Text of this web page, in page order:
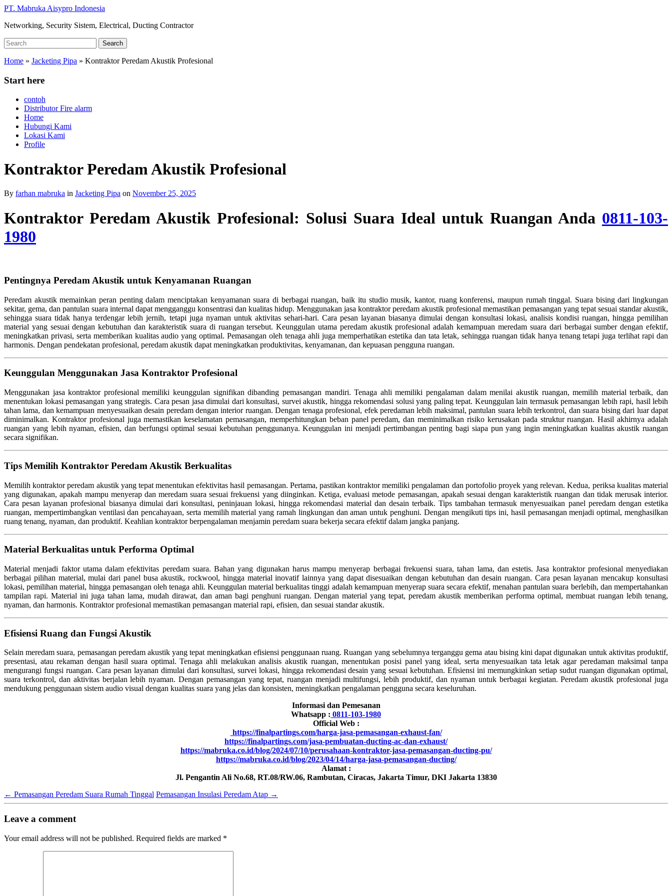
Skip
main
PT. Mabruka Aisypro Indonesia
Networking, Security Sistem, Electrical, Ducting Contractor
Search
for:
Search
Home » Jacketing Pipa » Kontraktor Peredam Akustik Profesional
Start here
contoh
Distributor Fire alarm
Home
Hubungi Kami
Lokasi Kami
Profile
Kontraktor Peredam Akustik Profesional
By farhan mabruka in Jacketing Pipa on November 25, 2025
Kontraktor Peredam Akustik Profesional: Solusi Suara Ideal untuk Ruangan Anda 0811-103-
1980
Pentingnya Peredam Akustik untuk Kenyamanan Ruangan
Peredam akustik memainkan peran penting dalam menciptakan kenyamanan suara di berbagai ruangan, baik itu studio musik, kantor, ruang konferensi, maupun rumah tinggal. Suara bising dari lingkungan
sekitar, gema, dan pantulan suara internal dapat mengganggu konsentrasi dan kualitas hidup. Menggunakan jasa kontraktor peredam akustik profesional memastikan pemasangan yang tepat sesuai standar akustik,
sehingga suara tidak hanya terdengar lebih jernih, tetapi juga nyaman untuk aktivitas sehari-hari. Cara pesan layanan biasanya dimulai dengan konsultasi lokasi, analisis kondisi ruangan, hingga pemilihan
material yang sesuai dengan kebutuhan dan karakteristik suara di ruangan tersebut. Keunggulan utama peredam akustik profesional adalah kemampuan meredam suara dari berbagai sumber dengan efektif,
meningkatkan privasi, serta memberikan kualitas audio yang optimal. Pemasangan oleh tenaga ahli juga memperhatikan estetika dan tata letak, sehingga ruangan tidak hanya tenang tetapi juga terlihat rapi dan
harmonis. Dengan pendekatan profesional, peredam akustik dapat meningkatkan produktivitas, kenyamanan, dan kepuasan pengguna ruangan.
Keunggulan Menggunakan Jasa Kontraktor Profesional
Menggunakan jasa kontraktor profesional memiliki keunggulan signifikan dibanding pemasangan mandiri. Tenaga ahli memiliki pengalaman dalam menilai akustik ruangan, memilih material terbaik, dan
menentukan lokasi pemasangan yang strategis. Cara pesan jasa dimulai dari konsultasi, survei akustik, hingga rekomendasi solusi yang paling tepat. Keunggulan lain termasuk pemasangan lebih rapi, hasil lebih
tahan lama, dan kemampuan menyesuaikan desain peredam dengan interior ruangan. Dengan tenaga profesional, efek peredaman lebih maksimal, pantulan suara lebih terkontrol, dan suara bising dari luar dapat
diminimalkan. Kontraktor profesional juga memastikan keselamatan pemasangan, memperhitungkan beban panel peredam, dan meminimalkan risiko kerusakan pada struktur ruangan. Hasil akhirnya adalah
ruangan yang lebih nyaman, efisien, dan berfungsi optimal sesuai kebutuhan penggunanya. Keunggulan ini menjadi pertimbangan penting bagi siapa pun yang ingin meningkatkan kualitas akustik ruangan
secara signifikan.
Tips Memilih Kontraktor Peredam Akustik Berkualitas
Memilih kontraktor peredam akustik yang tepat menentukan efektivitas hasil pemasangan. Pertama, pastikan kontraktor memiliki pengalaman dan portofolio proyek yang relevan. Kedua, periksa kualitas material
yang digunakan, apakah mampu menyerap dan meredam suara sesuai frekuensi yang diinginkan. Ketiga, evaluasi metode pemasangan, apakah sesuai dengan karakteristik ruangan dan tidak merusak interior.
Cara pesan layanan profesional biasanya dimulai dari konsultasi, peninjauan lokasi, hingga rekomendasi material dan desain terbaik. Tips tambahan termasuk menyesuaikan panel peredam dengan estetika
ruangan, mempertimbangkan ventilasi dan pencahayaan, serta memilih material yang ramah lingkungan dan aman untuk penghuni. Dengan mengikuti tips ini, hasil pemasangan menjadi optimal, menghasilkan
ruang tenang, nyaman, dan produktif. Keahlian kontraktor berpengalaman menjamin peredam suara bekerja secara efektif dalam jangka panjang.
Material Berkualitas untuk Performa Optimal
Material menjadi faktor utama dalam efektivitas peredam suara. Bahan yang digunakan harus mampu menyerap berbagai frekuensi suara, tahan lama, dan estetis. Jasa kontraktor profesional menyediakan
berbagai pilihan material, mulai dari panel busa akustik, rockwool, hingga material inovatif lainnya yang dapat disesuaikan dengan kebutuhan dan desain ruangan. Cara pesan layanan mencakup konsultasi
lokasi, pemilihan material, hingga pemasangan oleh tenaga ahli. Keunggulan material berkualitas tinggi adalah kemampuan menyerap suara secara efektif, menahan pantulan suara berlebih, dan mempertahankan
tampilan rapi. Material ini juga tahan lama, mudah dirawat, dan aman bagi penghuni ruangan. Dengan material yang tepat, peredam akustik memberikan performa optimal, membuat ruangan lebih tenang,
nyaman, dan harmonis. Kontraktor profesional memastikan pemasangan material rapi, efisien, dan sesuai standar akustik.
Efisiensi Ruang dan Fungsi Akustik
Selain meredam suara, pemasangan peredam akustik yang tepat meningkatkan efisiensi penggunaan ruang. Ruangan yang sebelumnya terganggu gema atau bising kini dapat digunakan untuk aktivitas produktif,
presentasi, atau rekaman dengan hasil suara optimal. Tenaga ahli melakukan analisis akustik ruangan, menentukan posisi panel yang ideal, serta menyesuaikan tata letak agar peredaman maksimal tanpa
mengurangi fungsi ruangan. Cara pesan layanan dimulai dari konsultasi, survei lokasi, hingga rekomendasi desain yang sesuai kebutuhan. Efisiensi ini memungkinkan setiap sudut ruangan digunakan optimal,
suara terkontrol, dan aktivitas berjalan lebih nyaman. Dengan pemasangan yang tepat, ruangan menjadi multifungsi, lebih produktif, dan nyaman untuk berbagai kegiatan. Peredam akustik profesional juga
mendukung penggunaan sistem audio visual dengan kualitas suara yang jelas dan konsisten, meningkatkan pengalaman pengguna secara keseluruhan.
Informasi dan Pemesanan
Whatsapp : 0811-103-1980
Official Web :
https://finalpartings.com/harga-jasa-pemasangan-exhaust-fan/
https://finalpartings.com/jasa-pembuatan-ducting-ac-dan-exhaust/
https://mabruka.co.id/blog/2024/07/10/perusahaan-kontraktor-jasa-pemasangan-ducting-pu/
https://mabruka.co.id/blog/2023/04/14/harga-jasa-pemasangan-ducting/
Alamat :
Jl. Pengantin Ali No.68, RT.08/RW.06, Rambutan, Ciracas, Jakarta Timur, DKI Jakarta 13830
← Pemasangan Peredam Suara Rumah Tinggal Pemasangan Insulasi Peredam Atap →
Leave a comment
Your email address will not be published. Required fields are marked *